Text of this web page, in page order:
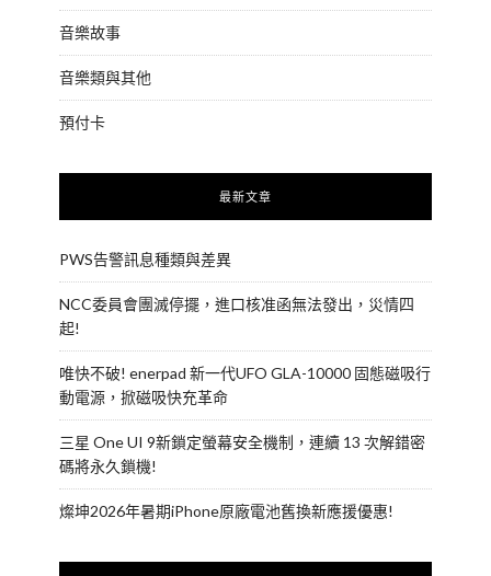
音樂故事
音樂類與其他
預付卡
最新文章
PWS告警訊息種類與差異
NCC委員會團滅停擺，進口核准函無法發出，災情四
起!
唯快不破! enerpad 新一代UFO GLA-10000 固態磁吸行
動電源，掀磁吸快充革命
三星 One UI 9新鎖定螢幕安全機制，連續 13 次解錯密
碼將永久鎖機!
燦坤2026年暑期iPhone原廠電池舊換新應援優惠!